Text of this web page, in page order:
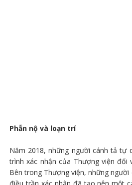
Phẫn nộ và loạn trí
Năm 2018, những người cánh tả tự
trình xác nhận của Thượng viện đối
Bên trong Thượng viện, những người
điều trần xác nhận đã tạo nên một